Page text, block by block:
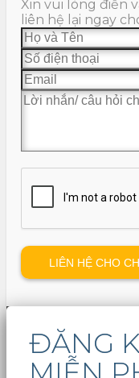
Xin vui lòng điền
liên hệ lại ngay
ĐĂNG